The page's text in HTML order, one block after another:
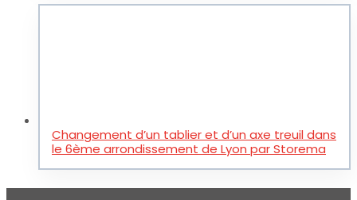
Changement d’un tablier et d’un axe treuil dans
le 6ème arrondissement de Lyon par Storema